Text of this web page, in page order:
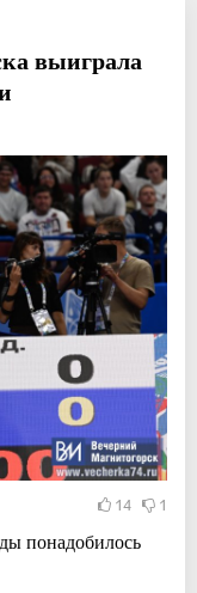
выиграла
14 1
понадобилось